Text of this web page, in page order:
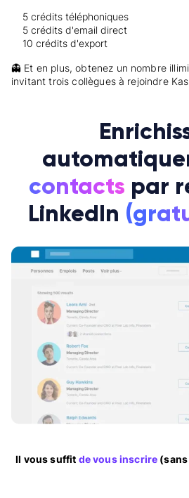
5 crédits téléphoniques
5 crédits d'email direct
10 crédits d'export
👻 Et en plus, obtenez un nombre
invitant trois collègues à rejoindre
contacts par
LinkedIn
Il vous suffit de vous inscrire